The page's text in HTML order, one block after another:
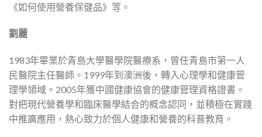
《如何使用營養保健品》等。
劉麗
1983年畢業於青島大學醫學院醫療系，曾任青島市第一人
民醫院主任醫師。1999年到澳洲後，轉入心理學和健康管
理學領域。2005年獲中國健康協會的健康管理資格證書。
對把現代營養學和臨床醫學結合的概念認同，並積極在實踐
中推廣應用，熱心致力於個人健康和營養的科普教育。